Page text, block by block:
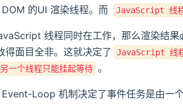
的UI 渲染线程。而
JavaScript 线程
线程同时在工作，那么渲染结
面目全非。这就决定了
JavaScript 线程
一个线程只能挂起等待 。
Loop 机制决定了事件任务是由一